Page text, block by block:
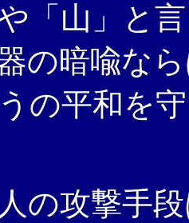
「山」と
の暗喩な
うの平和を
の攻撃手